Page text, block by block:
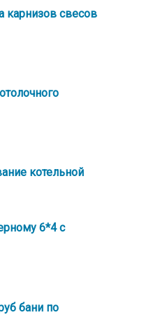
карнизов свесов
котельной
6*4 с
бани по